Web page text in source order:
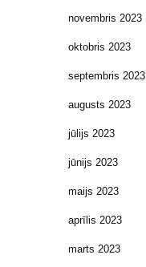
novembris 2023
oktobris 2023
septembris 2023
augusts 2023
jūlijs 2023
jūnijs 2023
maijs 2023
aprīlis 2023
marts 2023